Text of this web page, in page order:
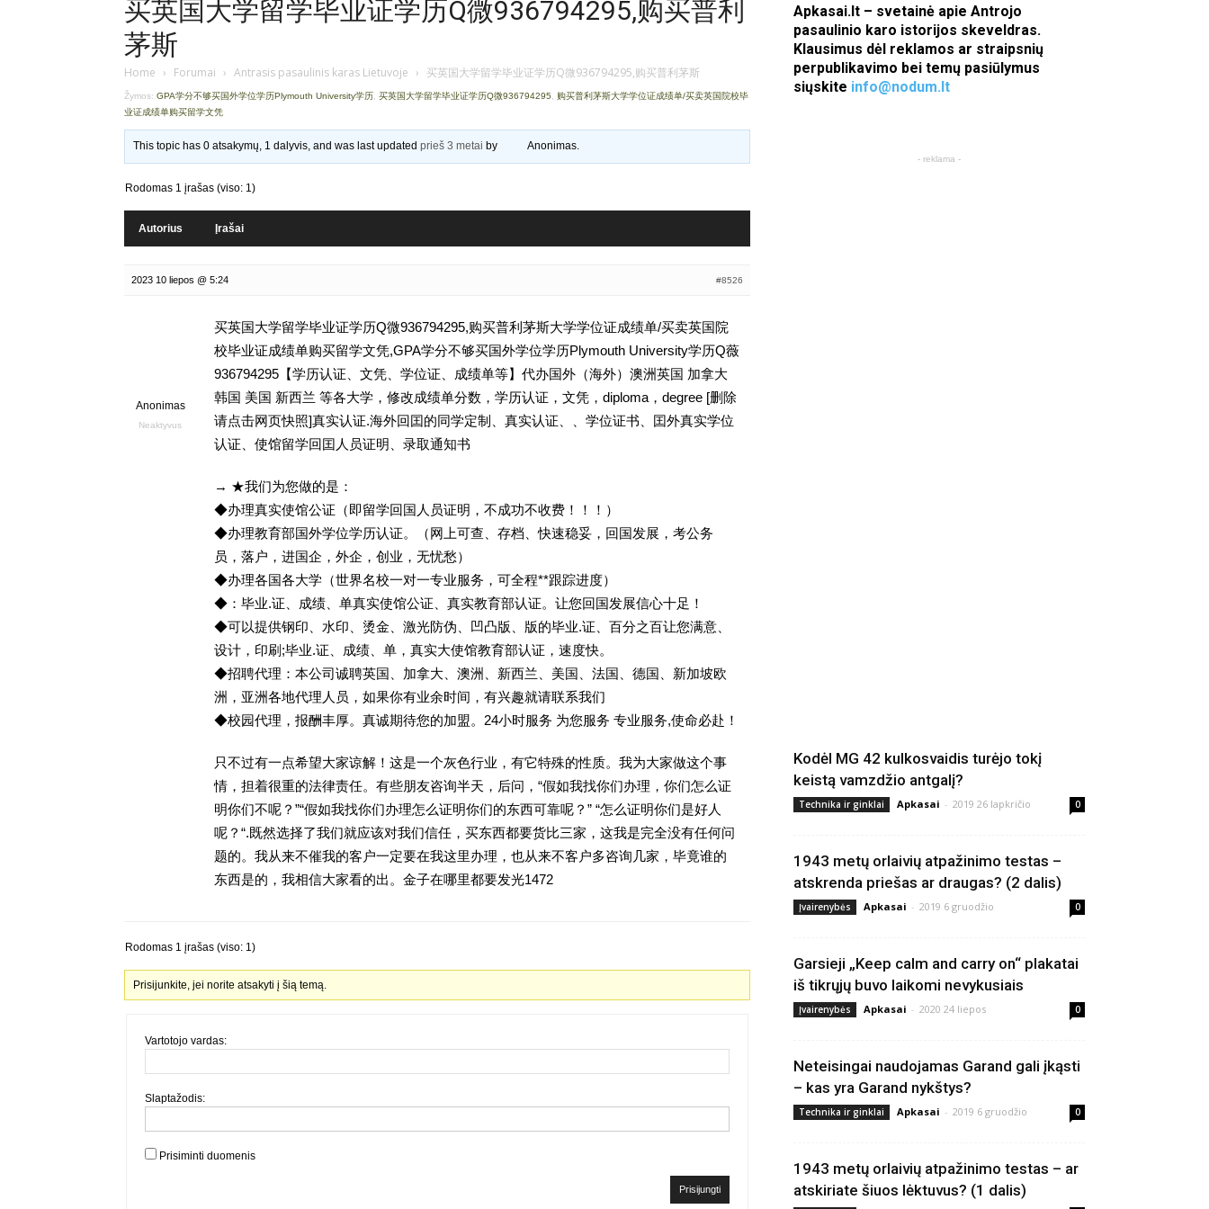
买英国大学留学毕业证学历Q微936794295,购买普利
茅斯
Home › Forumai › Antrasis pasaulinis karas Lietuvoje › 买英国大学留学毕业证学历Q微936794295,购买普利茅斯
Žymos: GPA学分不够买国外学位学历Plymouth University学历 买英国大学留学毕业证学历Q微936794295
购买普利茅斯大学学位证成绩单/买卖英国院校毕
业证成绩单购买留学文凭
This topic has 0 atsakymų, 1 dalyvis, and was last updatedprieš 3 metai by Anonimas.
Rodomas 1 įrašas (viso: 1)
Autorius Įrašai
2023 10 liepos @ 5:24 #8526
Anonimas
Neaktyvus
买英国大学留学毕业证学历Q微936794295,购买普利茅斯大学学位证成绩单/买卖英国院
校毕业证成绩单购买留学文凭,GPA学分不够买国外学位学历Plymouth University学历Q薇
936794295【学历认证、文凭、学位证、成绩单等】代办国外（海外）澳洲英国 加拿大
韩国 美国 新西兰 等各大学，修改成绩单分数，学历认证，文凭，diploma，degree [删除
请点击网页快照]真实认证.海外回囯的同学定制、真实认证、、学位证书、囯外真实学位
认证、使馆留学回囯人员证明、录取通知书
→ ★我们为您做的是：
◆办理真实使馆公证（即留学回国人员证明，不成功不收费！！！）
◆办理教育部国外学位学历认证。（网上可查、存档、快速稳妥，回国发展，考公务
员，落户，进国企，外企，创业，无忧愁）
◆办理各国各大学（世界名校一对一专业服务，可全程**跟踪进度）
◆：毕业.证、成绩、单真实使馆公证、真实教育部认证。让您回国发展信心十足！
◆可以提供钢印、水印、烫金、激光防伪、凹凸版、版的毕业.证、百分之百让您满意、
设计，印刷;毕业.证、成绩、单，真实大使馆教育部认证，速度快。
◆招聘代理：本公司诚聘英国、加拿大、澳洲、新西兰、美国、法国、德国、新加坡欧
洲，亚洲各地代理人员，如果你有业余时间，有兴趣就请联系我们
◆校园代理，报酬丰厚。真诚期待您的加盟。24小时服务 为您服务 专业服务,使命必赴！
只不过有一点希望大家谅解！这是一个灰色行业，有它特殊的性质。我为大家做这个事
情，担着很重的法律责任。有些朋友咨询半天，后问，“假如我找你们办理，你们怎么证
明你们不呢？”“假如我找你们办理怎么证明你们的东西可靠呢？” “怎么证明你们是好人
呢？“.既然选择了我们就应该对我们信任，买东西都要货比三家，这我是完全没有任何问
题的。我从来不催我的客户一定要在我这里办理，也从来不客户多咨询几家，毕竟谁的
东西是的，我相信大家看的出。金子在哪里都要发光1472
Rodomas 1 įrašas (viso: 1)
Prisijunkite, jei norite atsakyti į šią temą.
Vartotojo vardas:
Slaptažodis:
Prisiminti duomenis
Prisijungti
Apkasai.lt – svetainė apie Antrojo
pasaulinio karo istorijos skeveldras.
Klausimus dėl reklamos ar straipsnių
perpublikavimo bei temų pasiūlymus
siųskite info@nodum.lt
- reklama -
Kodėl MG 42 kulkosvaidis turėjo tokį
keistą vamzdžio antgalį?
Technika ir ginklai Apkasai - 2019 26 lapkričio 0
1943 metų orlaivių atpažinimo testas –
atskrenda priešas ar draugas? (2 dalis)
Įvairenybės Apkasai - 2019 6 gruodžio 0
Garsieji „Keep calm and carry on“ plakatai
iš tikrųjų buvo laikomi nevykusiais
Įvairenybės Apkasai - 2020 24 liepos 0
Neteisingai naudojamas Garand gali įkąsti
– kas yra Garand nykštys?
Technika ir ginklai Apkasai - 2019 6 gruodžio 0
1943 metų orlaivių atpažinimo testas – ar
atskiriate šiuos lėktuvus? (1 dalis)